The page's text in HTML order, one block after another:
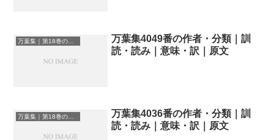
万葉集｜第18巻の和歌一覧
万葉集4049番の作者・分類｜訓
読・読み｜意味・訳｜原文
万葉集｜第18巻の和歌一覧
万葉集4036番の作者・分類｜訓
読・読み｜意味・訳｜原文